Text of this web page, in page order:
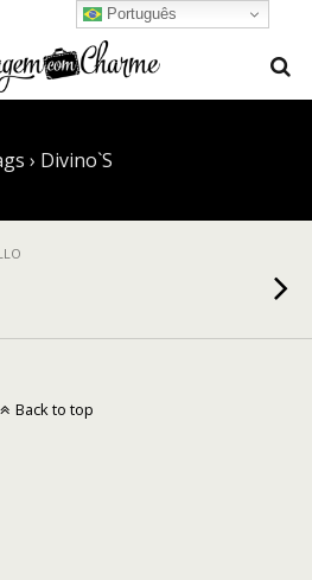
› Divino`s
Português
Back to top